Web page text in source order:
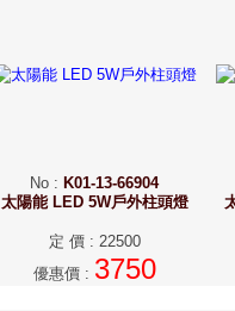
No : K01-13-66904
太陽能 LED 5W戶外柱頭燈
定 價: 22500
優惠價: 3750